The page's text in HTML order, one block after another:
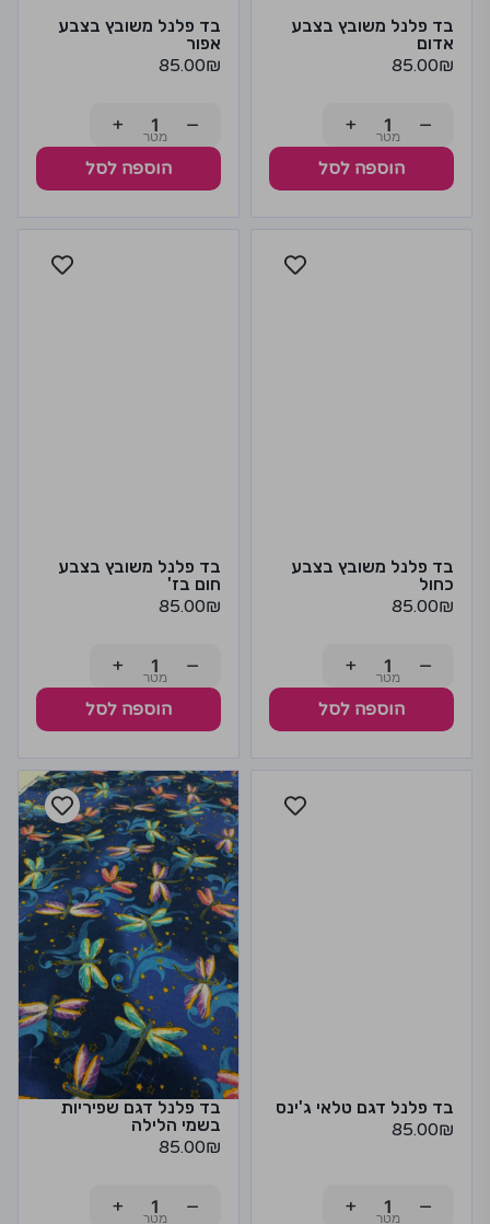
בד פלנל משובץ בצבע
אדום
85.00₪
−
+
הוספה לסל
בד פלנל משובץ בצבע
אפור
85.00₪
−
+
הוספה לסל
בד פלנל משובץ בצבע
כחול
85.00₪
−
+
הוספה לסל
בד פלנל משובץ בצבע
חום בז'
85.00₪
−
+
הוספה לסל
בד פלנל דגם טלאי ג'ינס
85.00₪
−
+
בד פלנל דגם שפיריות
בשמי הלילה
85.00₪
−
+